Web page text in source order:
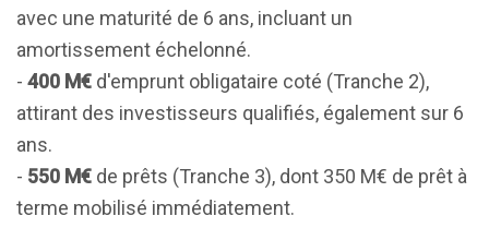
avec une maturité de 6 ans, incluant un
amortissement échelonné.
- 400 M€ d'emprunt obligataire coté (Tranche 2),
attirant des investisseurs qualifiés, également sur 6
ans.
- 550 M€ de prêts (Tranche 3), dont 350 M€ de prêt à
terme mobilisé immédiatement.